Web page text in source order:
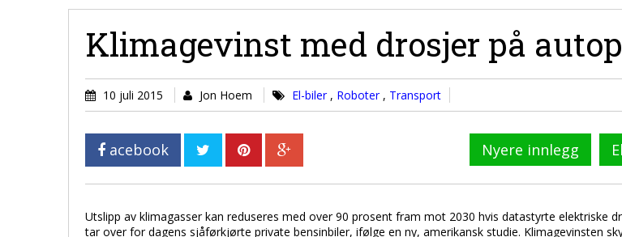
Klimagevinst med drosjer på
10 juli 2015 Jon Hoem El-biler , Roboter , Transport
acebook Nyere innlegg
Utslipp av klimagasser kan reduseres med over 90 prosent fram mot 2030 hvis datastyrte elektriske
tar over for dagens sjåførkjørte private bensinbiler, ifølge en ny, amerikansk studie. Klimagevinsten